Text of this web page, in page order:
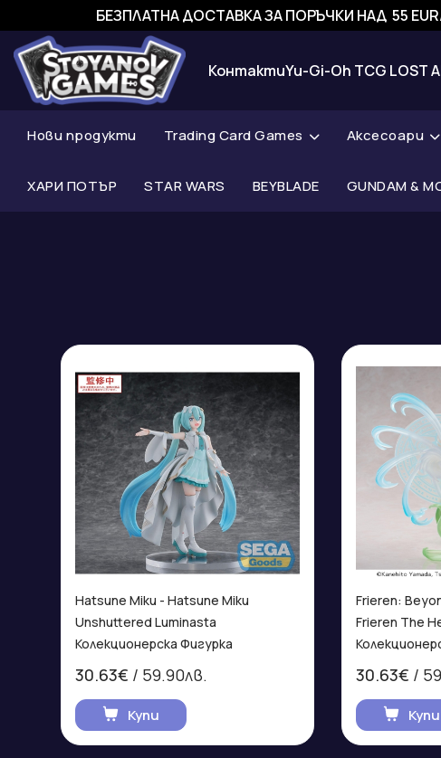
БЕЗПЛАТНА ДОСТАВКА ЗА ПОРЪЧКИ НАД 55
КонтактиYu-Gi-Oh TCG LOST
Нови продукти Trading Card Games Аксесоари
ХАРИ ПОТЪР STAR WARS BEYBLADE GUNDAM &
Hatsune Miku - Hatsune Miku
Unshuttered Luminasta
Колекционерска Фигурка
30.63€ / 59.90лв.
Купи
Frieren:
Frieren The
30.63€ /
Купи